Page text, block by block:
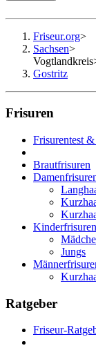
Friseur.org>
Sachsen>
Vogtlandkreis
Gostritz
Frisuren
Frisurentest
Brautfrisuren
Kinderfrisuren
Jungs
Ratgeber
Friseur-